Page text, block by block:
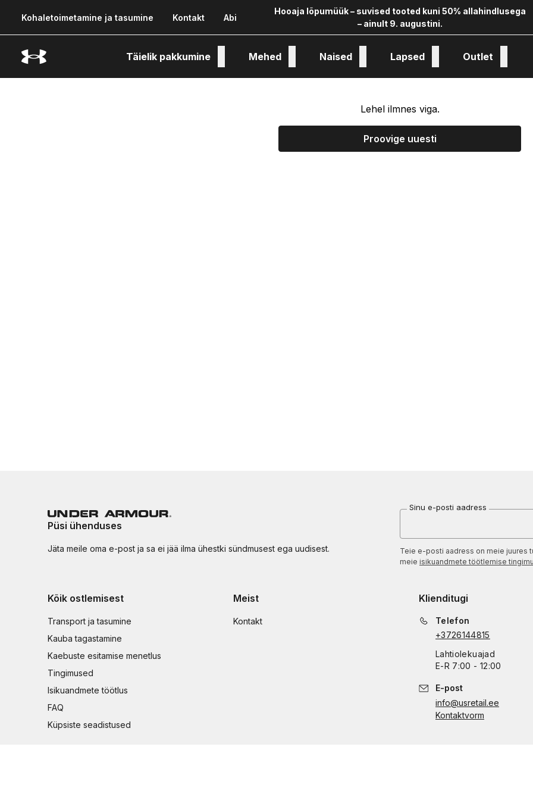
Kohaletoimetamine ja tasumine Kontakt Abi
Hooaja lõpumüük – suvised tooted kuni 50% allahindlusega
– ainult 9. augustini.
Täielik pakkumine Mehed Naised Lapsed Outlet
Lehel ilmnes viga.
Proovige uuesti
Püsi ühenduses
Jäta meile oma e-post ja sa ei jää ilma ühestki sündmusest ega uudisest.
Sinu e-posti aadress
Teie e-posti aadress on meie juures
meie isikuandmete töötlemise
Kõik ostlemisest
Transport ja tasumine
Kauba tagastamine
Kaebuste esitamise menetlus
Tingimused
Isikuandmete töötlus
FAQ
Küpsiste seadistused
Meist
Kontakt
Klienditugi
Telefon
+3726144815
Lahtiolekuajad
E-R 7:00 - 12:00
E-post
info@usretail.ee
Kontaktvorm